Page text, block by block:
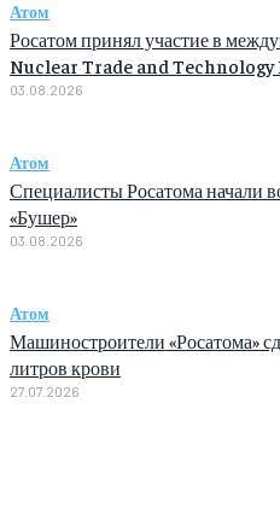
Атом
Росатом принял участие в
Nuclear Trade and Technology
03.08.2026
Атом
Специалисты Росатома начали
«Бушер»
03.08.2026
Атом
Машиностроители «Росатома»
литров крови
27.07.2026